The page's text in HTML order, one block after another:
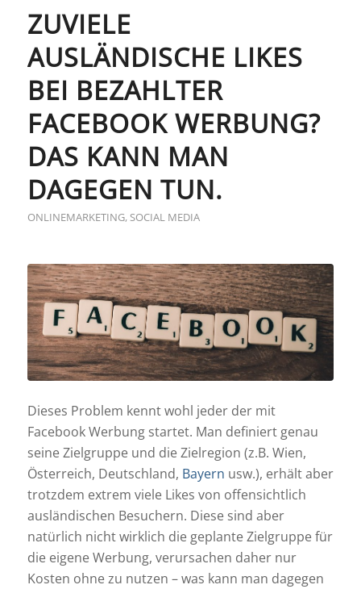
ZUVIELE
AUSLÄNDISCHE LIKES
BEI BEZAHLTER
FACEBOOK WERBUNG?
DAS KANN MAN
DAGEGEN TUN.
ONLINEMARKETING, SOCIAL MEDIA
Dieses Problem kennt wohl jeder der mit
Facebook Werbung startet. Man definiert genau
seine Zielgruppe und die Zielregion (z.B. Wien,
Österreich, Deutschland, Bayern usw.), erhält aber
trotzdem extrem viele Likes von offensichtlich
ausländischen Besuchern. Diese sind aber
natürlich nicht wirklich die geplante Zielgruppe für
die eigene Werbung, verursachen daher nur
Kosten ohne zu nutzen – was kann man dagegen